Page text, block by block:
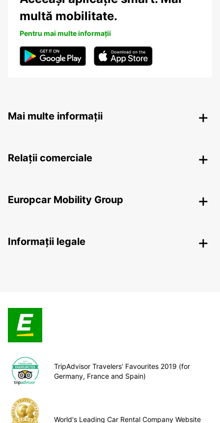
multă mobilitate.
Pentru mai multe informații
Mai multe informații
Relații comerciale
Europcar Mobility Group
Informații legale
TripAdvisor Travelers’ Favourites 2019 (for
Germany, France and Spain)
World's Leading Car Rental Company Website